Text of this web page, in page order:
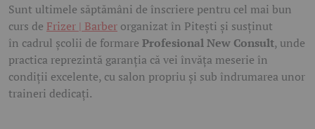
Sunt ultimele săptămâni de înscriere pentru cel mai bun
curs de Frizer | Barber organizat în Pitești și susținut
în cadrul școlii de formare Profesional New Consult, unde
practica reprezintă garanția că vei învăța meserie în
condiții excelente, cu salon propriu și sub îndrumarea unor
traineri dedicați.